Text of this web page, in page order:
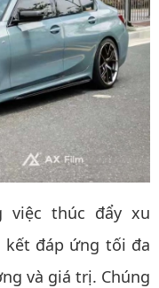
việc thúc đẩy xu
đáp ứng tối đa
và giá trị. Chúng